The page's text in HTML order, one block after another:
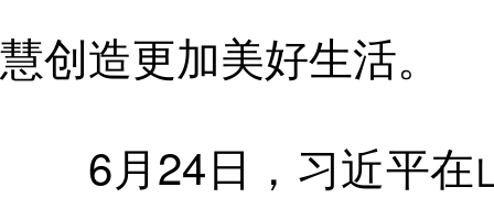
慧创造更加美好生活。
6月24日，习近平在